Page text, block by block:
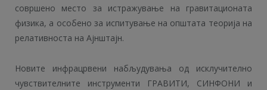
совршено место за истражување на гравитационата
физика, а особено за испитување на општата теорија на
релативноста на Ајнштајн.
Новите инфрацрвени набљудувања од исклучително
чувствителните инструменти ГРАВИТИ, СИНФОНИ и